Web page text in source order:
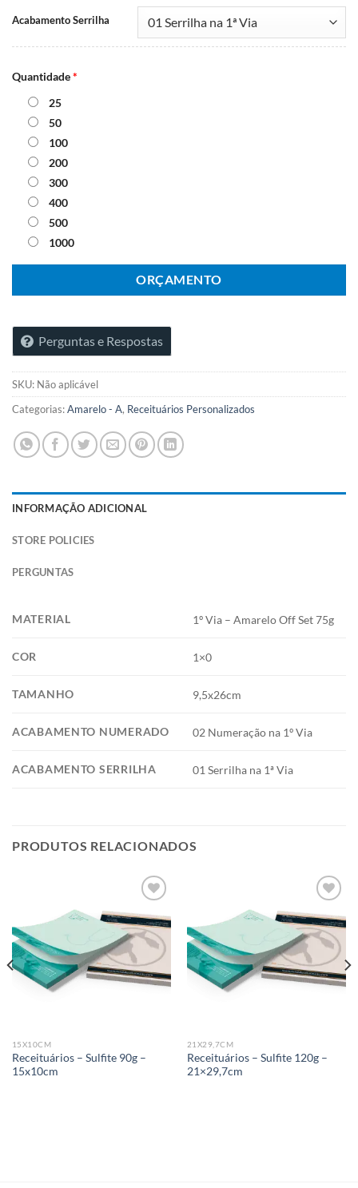
Acabamento Serrilha
Quantidade*
25
50
100
200
300
400
500
1000
ORÇAMENTO
Perguntas e Respostas
SKU: Não aplicável
Categorias:Amarelo - A, Receituários Personalizados
INFORMAÇÃO ADICIONAL
STORE POLICIES
PERGUNTAS
MATERIAL 1º Via – Amarelo Off Set 75g
COR 1×0
TAMANHO 9,5x26cm
ACABAMENTO NUMERADO 02 Numeração na 1º Via
ACABAMENTO SERRILHA 01 Serrilha na 1ª Via
PRODUTOS RELACIONADOS
Add to
wishlist
15X10CM
Receituários – Sulfite 90g –
15x10cm
Add to
wishlist
21X29,7CM
Receituários – Sulfite 120g –
21×29,7cm